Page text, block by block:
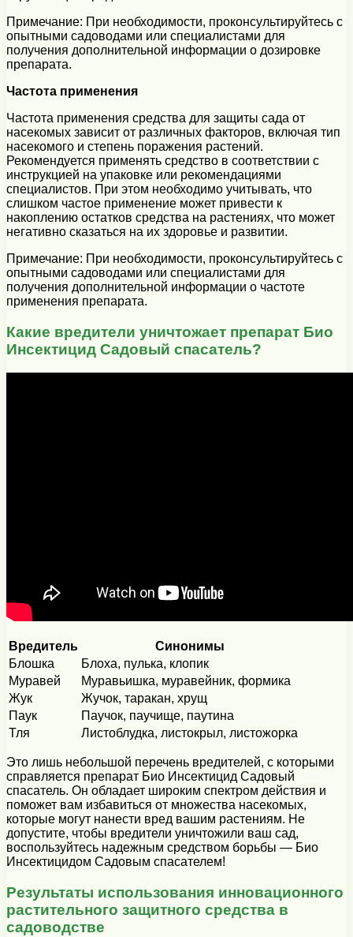
Примечание: При необходимости, проконсультируйтесь с
опытными садоводами или специалистами для
получения дополнительной информации о дозировке
препарата.
Частота применения
Частота применения средства для защиты сада от
насекомых зависит от различных факторов, включая тип
насекомого и степень поражения растений.
Рекомендуется применять средство в соответствии с
инструкцией на упаковке или рекомендациями
специалистов. При этом необходимо учитывать, что
слишком частое применение может привести к
накоплению остатков средства на растениях, что может
негативно сказаться на их здоровье и развитии.
Примечание: При необходимости, проконсультируйтесь с
опытными садоводами или специалистами для
получения дополнительной информации о частоте
применения препарата.
Какие вредители уничтожает препарат Био
Инсектицид Садовый спасатель?
Вредитель
Синонимы
Блошка
Блоха, пулька, клопик
Муравей
Муравьишка, муравейник, формика
Жук
Жучок, таракан, хрущ
Паук
Паучок, паучище, паутина
Тля
Листоблудка, листокрыл, листожорка
Это лишь небольшой перечень вредителей, с которыми
справляется препарат Био Инсектицид Садовый
спасатель. Он обладает широким спектром действия и
поможет вам избавиться от множества насекомых,
которые могут нанести вред вашим растениям. Не
допустите, чтобы вредители уничтожили ваш сад,
воспользуйтесь надежным средством борьбы — Био
Инсектицидом Садовым спасателем!
Результаты использования инновационного
растительного защитного средства в
садоводстве